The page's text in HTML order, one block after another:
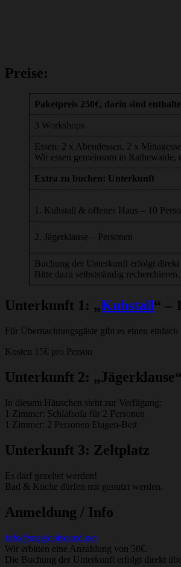
Preise:
Paketpreis 250€, darin sind
3 Workshops
Essen: 2 x Abendessen, 2 x
Wir essen gemeinsam in
Extra zu buchen: Unterkunft
1. Kuhstall & offenes Haus – 10
2. Jägerklause – Personen
Buchung der Unterkunft erfolgt direkt
Bitte dazu selbstständig recherchieren.
Unterkunft 1: „Kuhstall“ –
Für Übernachtungsgäste gibt es einen
Kosten 15€ pro Person
Unterkunft 2:
In diesem Häuschen steht zur Verfügung:
1 Zimmer: Schlafsofa für 2 Personen
1 Zimmer: 2 Personen Etagen-Bett
Unterkunft 3: Zeltplatz
Es darf gezeltet werden!
Bad & Küche dürfen mit genutzt werden.
Anmeldung / Info
info@magicofsound.net
Wir erbitten eine Anzahlung von 50€.
Die Buchung der Unterkunft erfolgt direkt